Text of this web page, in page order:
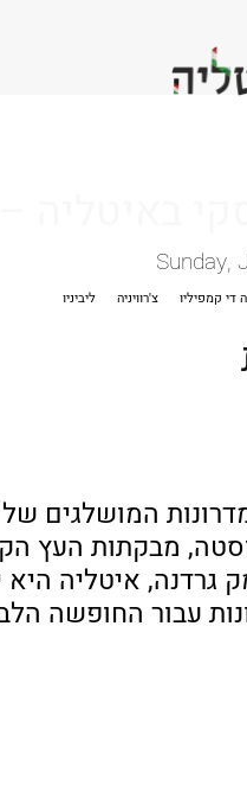
Sunday,
די קמפיליו צ'רוויניה ליביניו
המושלגים
מבקתות העץ
גרדנה, איטליה
עבור החופשה